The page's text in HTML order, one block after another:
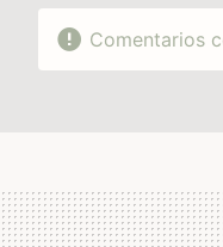
Comentarios